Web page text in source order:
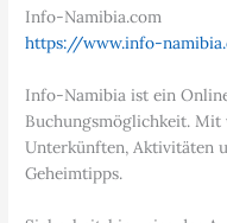
Info-Namibia.com
https://www.info-
Info-Namibia ist ein
Buchungsmöglichkeit.
Unterkünften, Aktivitäten
Geheimtipps.